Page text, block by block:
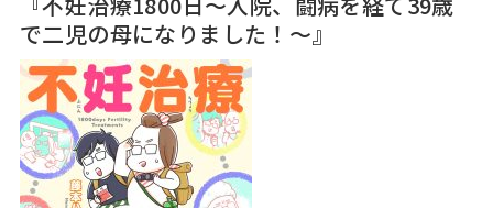
で二児の母になりました！～』